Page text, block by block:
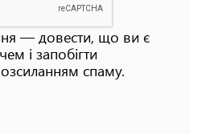
— довести, що ви є
і запобігти
спаму.